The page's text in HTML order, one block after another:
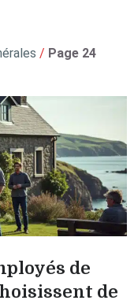
/ Page 24
de
de